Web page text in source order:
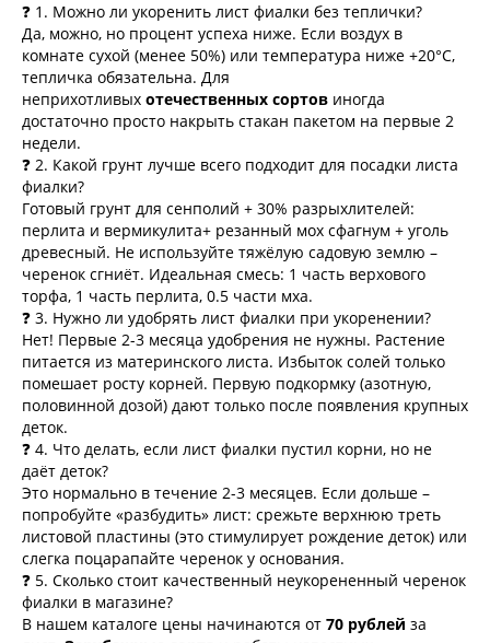
❓ 1. Можно ли укоренить лист фиалки без теплички?
Да, можно, но процент успеха ниже. Если воздух в
комнате сухой (менее 50%) или температура ниже +20°C,
тепличка обязательна. Для
неприхотливых отечественных сортов иногда
достаточно просто накрыть стакан пакетом на первые 2
недели.
❓ 2. Какой грунт лучше всего подходит для посадки листа
фиалки?
Готовый грунт для сенполий + 30% разрыхлителей:
перлита и вермикулита+ резанный мох сфагнум + уголь
древесный. Не используйте тяжёлую садовую землю –
черенок сгниёт. Идеальная смесь: 1 часть верхового
торфа, 1 часть перлита, 0.5 части мха.
❓ 3. Нужно ли удобрять лист фиалки при укоренении?
Нет! Первые 2-3 месяца удобрения не нужны. Растение
питается из материнского листа. Избыток солей только
помешает росту корней. Первую подкормку (азотную,
половинной дозой) дают только после появления крупных
деток.
❓ 4. Что делать, если лист фиалки пустил корни, но не
даёт деток?
Это нормально в течение 2-3 месяцев. Если дольше –
попробуйте «разбудить» лист: срежьте верхнюю треть
листовой пластины (это стимулирует рождение деток) или
слегка поцарапайте черенок у основания.
❓ 5. Сколько стоит качественный неукорененный черенок
фиалки в магазине?
В нашем каталоге цены начинаются от 70 рублей за